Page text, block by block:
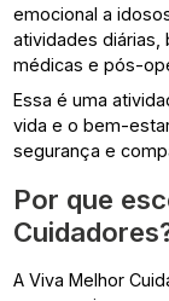
emocional a
atividades diárias,
médicas e pós-
Essa é uma
vida e o bem-
segurança e
Por que
A Viva Melhor